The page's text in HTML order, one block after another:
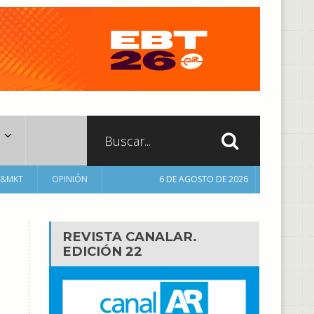
OPINIÓN 6 DE AGOSTO DE 2026
REVISTA CANALAR.
EDICIÓN 22